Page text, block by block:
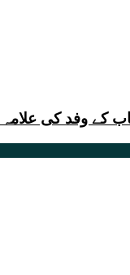
کے وفد کی